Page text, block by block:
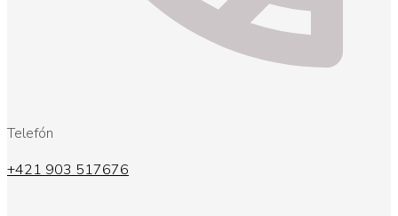
Telefón
+421 903 517676